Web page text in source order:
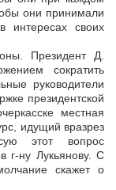
они принимали
интересах своих
Президент Д.
сократить
руководители
президентской
местная
идущий вразрез
этот вопрос
г-ну Лукьянову. С
скажет о